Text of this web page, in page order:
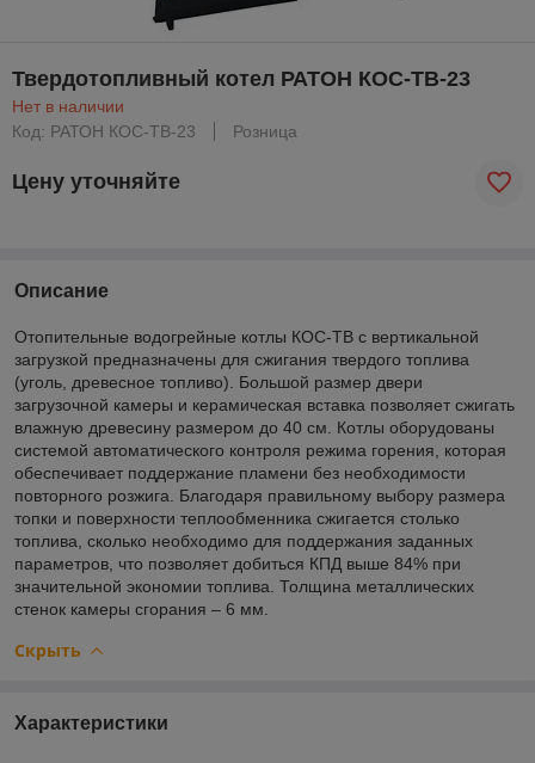
Твердотопливный котел РАТОН КОС-ТВ-23
Нет в наличии
Код: РАТОН КОС-ТВ-23
Розница
Цену уточняйте
Описание
Отопительные водогрейные котлы КОС-ТВ с вертикальной
загрузкой предназначены для сжигания твердого топлива
(уголь, древесное топливо). Большой размер двери
загрузочной камеры и керамическая вставка позволяет сжигать
влажную древесину размером до 40 см. Котлы оборудованы
системой автоматического контроля режима горения, которая
обеспечивает поддержание пламени без необходимости
повторного розжига. Благодаря правильному выбору размера
топки и поверхности теплообменника сжигается столько
топлива, сколько необходимо для поддержания заданных
параметров, что позволяет добиться КПД выше 84% при
значительной экономии топлива. Толщина металлических
стенок камеры сгорания – 6 мм.
Скрыть
Характеристики